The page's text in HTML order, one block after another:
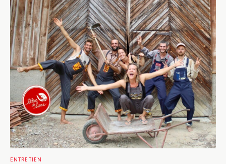
ENTRETIEN
JE M'INSCRIS À LA NEWSLETTER
Pour recevoir toutes les deux semaines notre lettre
d’info avec une sélection d’articles …